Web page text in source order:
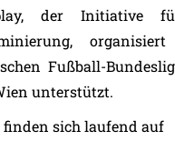
der Initiative
Fußball-
unterstützt.
sich laufend auf